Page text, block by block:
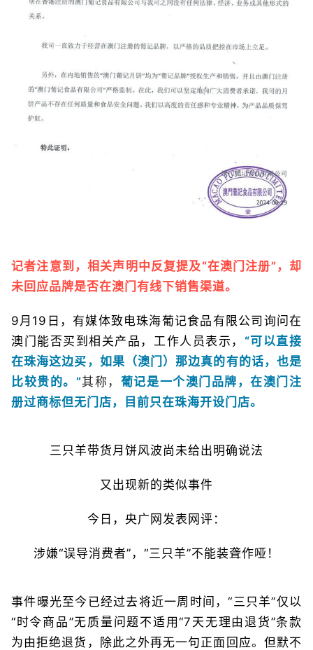
记者注意到，相关声明中反复提及“在澳门注册”，却
未回应品牌是否在澳门有线下销售渠道。
9月19日，有媒体致电珠海葡记食品有限公司询问在
澳门能否买到相关产品，工作人员表示， “可以直接
在珠海这边买，如果（澳门）那边真的有的话，也是
比较贵的。”其称， 葡记是一个澳门品牌，在澳门注
册过商标但无门店，目前只在珠海开设门店。
三只羊带货月饼风波尚未给出明确说法
又出现新的类似事件
今日，央广网发表网评：
涉嫌“误导消费者”，“三只羊”不能装聋作哑！
事件曝光至今已经过去将近一周时间，“三只羊”仅以
“时令商品”无质量问题不适用“7天无理由退货”条款
为由拒绝退货，除此之外再无一句正面回应。但默不